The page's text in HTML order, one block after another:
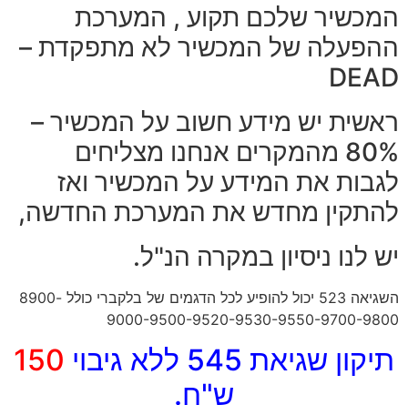
שלכם תקוע , המערכת
של המכשיר לא מתפקדת –
יש מידע חשוב על המכשיר –
80% מהמקרים אנחנו מצליחים
את המידע על המכשיר ואז
מחדש את המערכת החדשה,
לנו ניסיון במקרה הנ"ל.
השגיאה 523 יכול להופיע לכל הדגמים של בלקברי כולל 8900-
9000-9500-9520-9530-9550-9700-
שגיאת 545 ללא גיבוי
150
ש"ח.